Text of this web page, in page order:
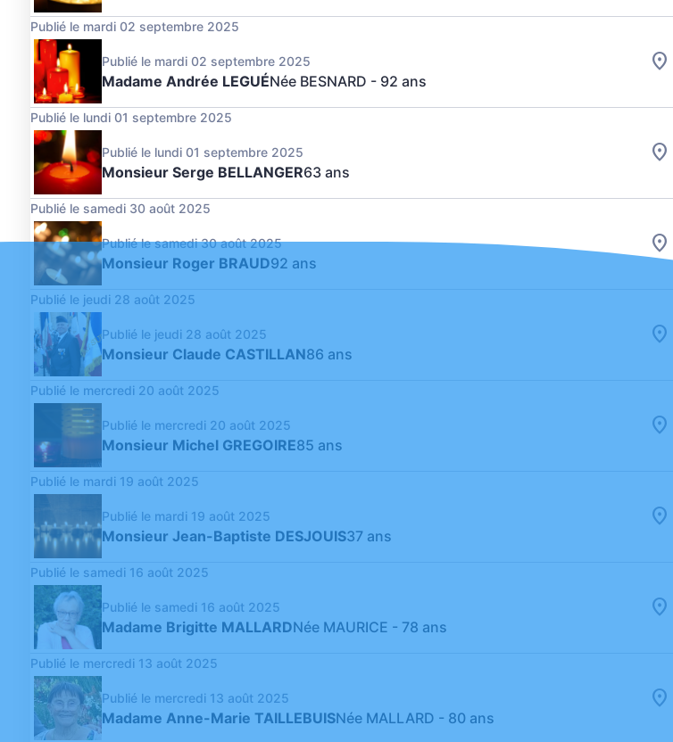
Publié le mardi 02 septembre 2025
Publié le mardi 02 septembre 2025
Madame Andrée LEGUÉNée BESNARD - 92 ans
Publié le lundi 01 septembre 2025
Publié le lundi 01 septembre 2025
Monsieur Serge BELLANGER63 ans
Publié le samedi 30 août 2025
Publié le samedi 30 août 2025
Monsieur Roger BRAUD92 ans
Publié le jeudi 28 août 2025
Publié le jeudi 28 août 2025
Monsieur Claude CASTILLAN86 ans
Publié le mercredi 20 août 2025
Publié le mercredi 20 août 2025
Monsieur Michel GREGOIRE85 ans
Publié le mardi 19 août 2025
Publié le mardi 19 août 2025
Monsieur Jean-Baptiste DESJOUIS37 ans
Publié le samedi 16 août 2025
Publié le samedi 16 août 2025
Madame Brigitte MALLARDNée MAURICE - 78 ans
Publié le mercredi 13 août 2025
Publié le mercredi 13 août 2025
Madame Anne-Marie TAILLEBUISNée MALLARD - 80 ans